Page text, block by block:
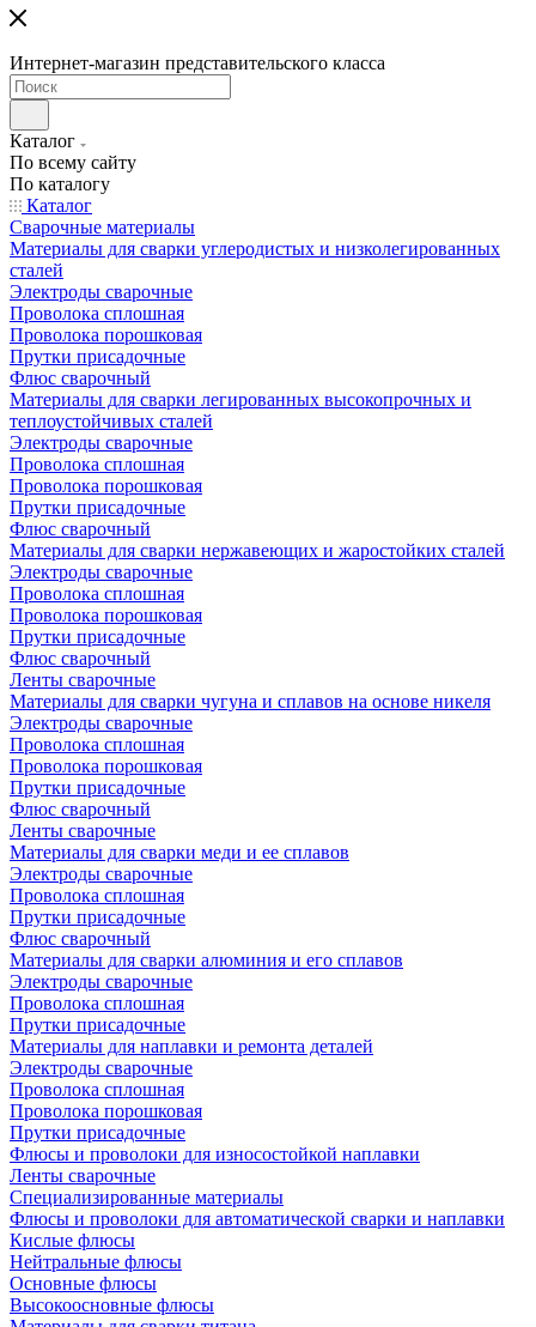
Интернет-магазин представительского класса
Каталог
По всему сайту
По каталогу
Каталог
Сварочные материалы
Материалы для сварки углеродистых и низколегированных
сталей
Электроды сварочные
Проволока сплошная
Проволока порошковая
Прутки присадочные
Флюс сварочный
Материалы для сварки легированных высокопрочных и
теплоустойчивых сталей
Электроды сварочные
Проволока сплошная
Проволока порошковая
Прутки присадочные
Флюс сварочный
Материалы для сварки нержавеющих и жаростойких сталей
Электроды сварочные
Проволока сплошная
Проволока порошковая
Прутки присадочные
Флюс сварочный
Ленты сварочные
Материалы для сварки чугуна и сплавов на основе никеля
Электроды сварочные
Проволока сплошная
Проволока порошковая
Прутки присадочные
Флюс сварочный
Ленты сварочные
Материалы для сварки меди и ее сплавов
Электроды сварочные
Проволока сплошная
Прутки присадочные
Флюс сварочный
Материалы для сварки алюминия и его сплавов
Электроды сварочные
Проволока сплошная
Прутки присадочные
Материалы для наплавки и ремонта деталей
Электроды сварочные
Проволока сплошная
Проволока порошковая
Прутки присадочные
Флюсы и проволоки для износостойкой наплавки
Ленты сварочные
Специализированные материалы
Флюсы и проволоки для автоматической сварки и наплавки
Кислые флюсы
Нейтральные флюсы
Основные флюсы
Высокоосновные флюсы